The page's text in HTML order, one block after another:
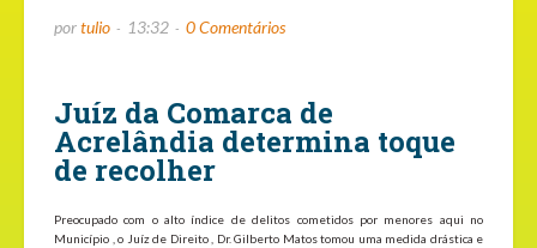
portulio 13:32 0 Comentários
Juíz da Comarca de
Acrelândia determina toque
de recolher
Preocupado com o alto índice de delitos cometidos por menores aqui no
Município , o Juíz de Direito , Dr. Gilberto Matos tomou uma medida drástica e